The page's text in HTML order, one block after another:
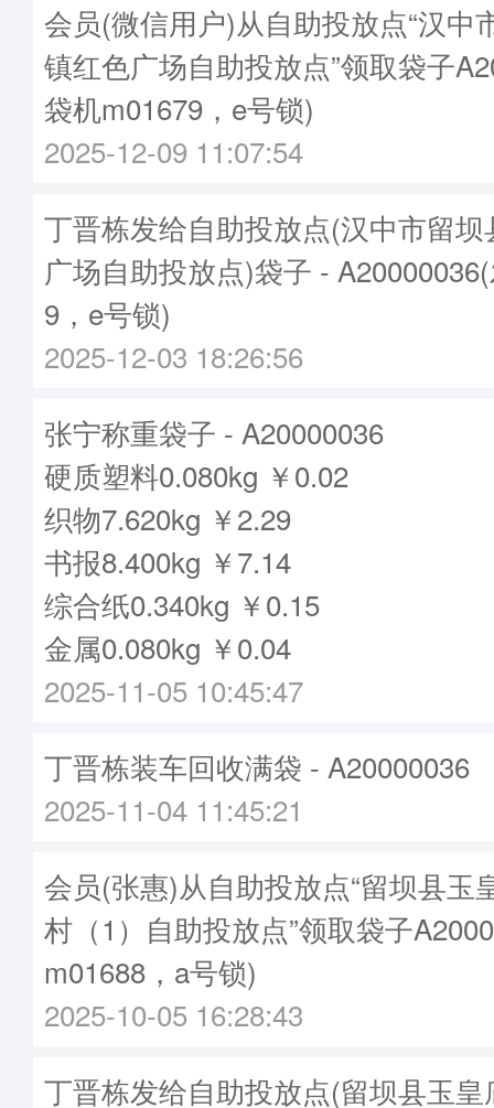
会员(微信用户)从自助投放点“汉中
镇红色广场自助投放点”领取袋子
袋机m01679，e号锁)
2025-12-09 11:07:54
丁晋栋发给自助投放点(汉中市留
广场自助投放点)袋子 -
9，e号锁)
2025-12-03 18:26:56
张宁称重袋子 - A20000036
硬质塑料0.080kg ￥0.02
织物7.620kg ￥2.29
书报8.400kg ￥7.14
综合纸0.340kg ￥0.15
金属0.080kg ￥0.04
2025-11-05 10:45:47
丁晋栋装车回收满袋 - A20000036
2025-11-04 11:45:21
会员(张惠)从自助投放点“留坝县玉
村（1）自助投放点”领取袋子
m01688，a号锁)
2025-10-05 16:28:43
丁晋栋发给自助投放点(留坝县玉